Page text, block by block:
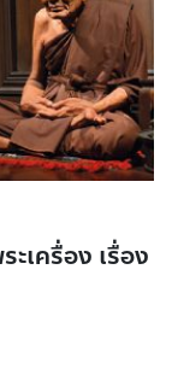
เครื่อง เรื่อง